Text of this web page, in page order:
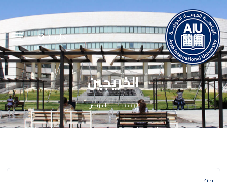
English
الخريجين
الرئيسية الخريجين